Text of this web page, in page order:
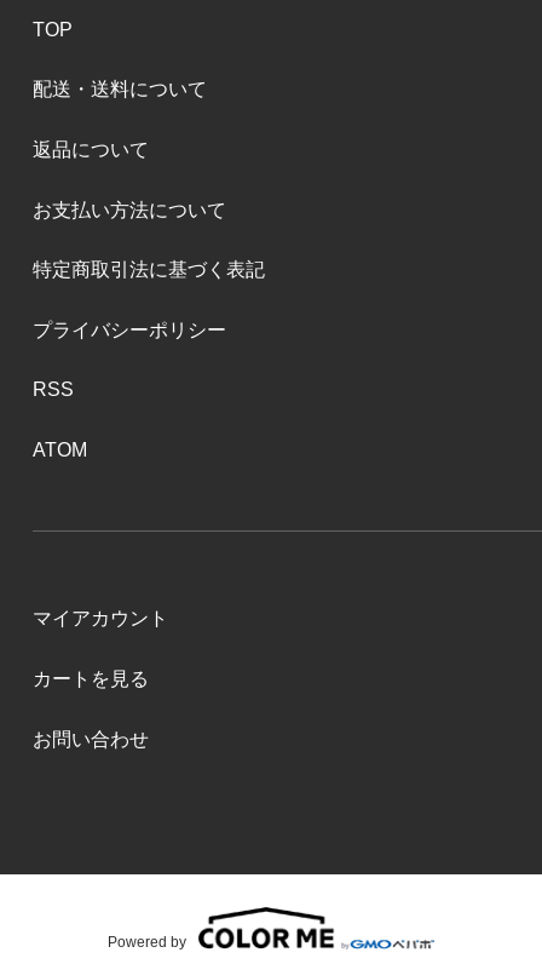
TOP
配送・送料について
返品について
お支払い方法について
特定商取引法に基づく表記
プライバシーポリシー
RSS
ATOM
マイアカウント
カートを見る
お問い合わせ
Powered by